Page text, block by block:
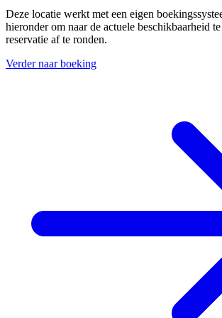
Deze locatie werkt met een eigen
hieronder om naar de actuele beschikbaarheid
reservatie af te ronden.
Verder naar boeking